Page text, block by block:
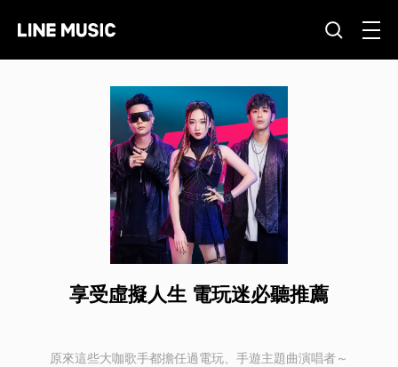
享受虛擬人生 電玩迷必聽推薦
原來這些大咖歌手都擔任過電玩、手遊主題曲演唱者～